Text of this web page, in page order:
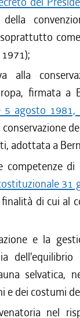
della
alla
firmata
5 agosto 1981,
adottata a
competenze
31
di cui al
e la
selvatica,
e dei costumi
nel